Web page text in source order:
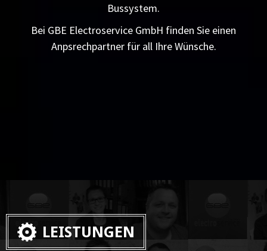
Bussystem.
Bei GBE Electroservice GmbH finden Sie einen
Anpsrechpartner für all Ihre Wünsche.
LEISTUNGEN